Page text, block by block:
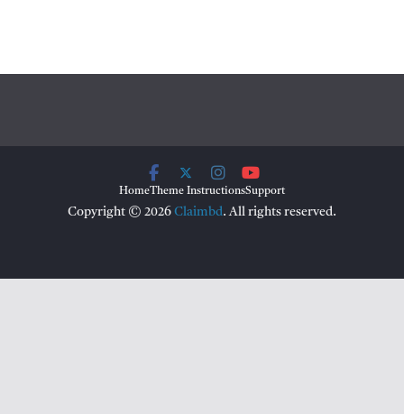
HomeTheme InstructionsSupport
Copyright © 2026 Claimbd . All rights reserved.